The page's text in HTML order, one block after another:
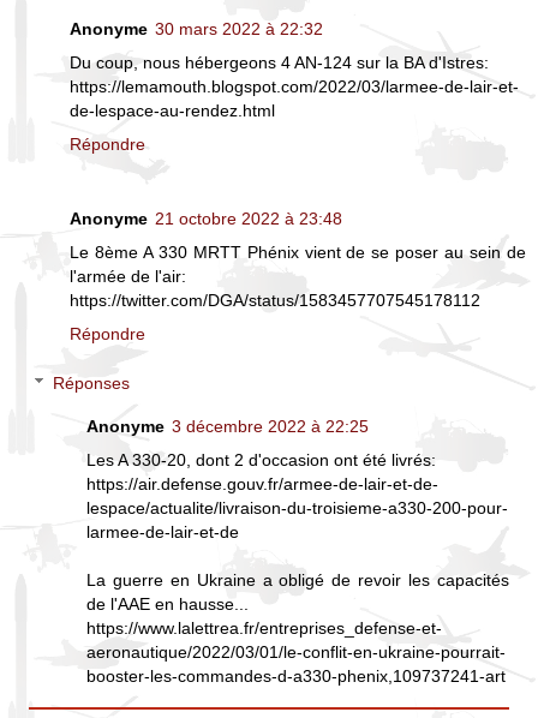
Anonyme 30 mars 2022 à 22:32
Du coup, nous hébergeons 4 AN-124 sur la BA d'Istres:
https://lemamouth.blogspot.com/2022/03/larmee-de-lair-et-
de-lespace-au-rendez.html
Répondre
Anonyme 21 octobre 2022 à 23:48
Le 8ème A 330 MRTT Phénix vient de se poser au sein de
l'armée de l'air:
https://twitter.com/DGA/status/1583457707545178112
Répondre
Réponses
Anonyme 3 décembre 2022 à 22:25
Les A 330-20, dont 2 d'occasion ont été livrés:
https://air.defense.gouv.fr/armee-de-lair-et-de-
lespace/actualite/livraison-du-troisieme-a330-200-pour-
larmee-de-lair-et-de
La guerre en Ukraine a obligé de revoir les capacités
de l'AAE en hausse...
https://www.lalettrea.fr/entreprises_defense-et-
aeronautique/2022/03/01/le-conflit-en-ukraine-pourrait-
booster-les-commandes-d-a330-phenix,109737241-art